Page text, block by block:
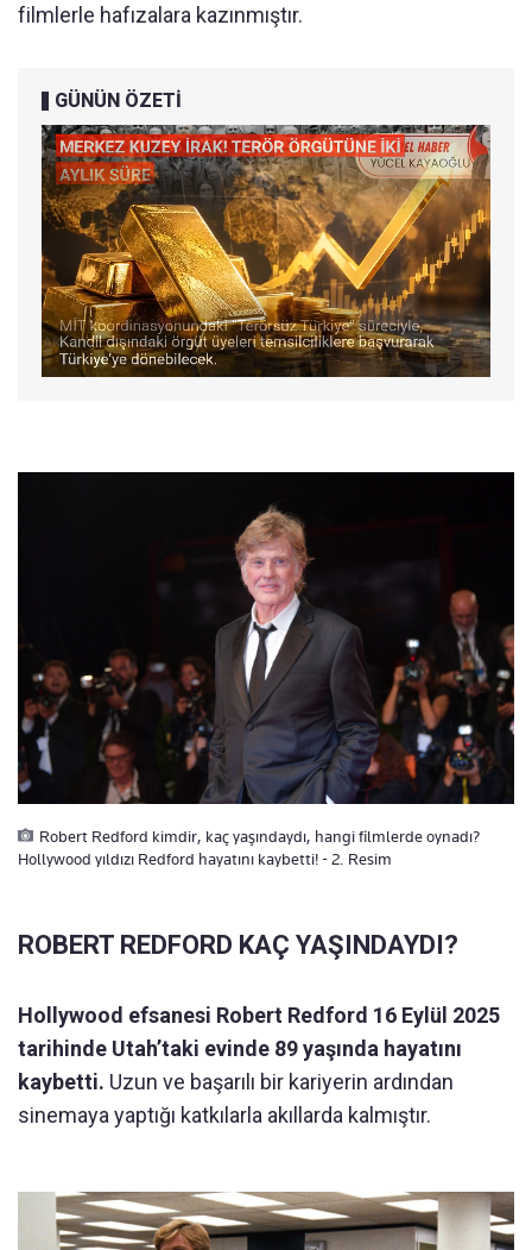
filmlerle hafızalara kazınmıştır.
GÜNÜN ÖZETİ
Robert Redford kimdir, kaç yaşındaydı, hangi filmlerde oynadı?
Hollywood yıldızı Redford hayatını kaybetti! - 2. Resim
ROBERT REDFORD KAÇ YAŞINDAYDI?
Hollywood efsanesi Robert Redford 16 Eylül 2025
tarihinde Utah’taki evinde 89 yaşında hayatını
kaybetti. Uzun ve başarılı bir kariyerin ardından
sinemaya yaptığı katkılarla akıllarda kalmıştır.